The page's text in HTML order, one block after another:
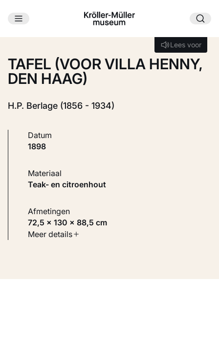
Ga naar hoofdinhoud
Lees voor
Lees voor
TAFEL (VOOR VILLA HENNY,
DEN HAAG)
H.P. Berlage (1856 - 1934)
Datum
1898
Materiaal
Teak- en citroenhout
Afmetingen
72,5 × 130 × 88,5 cm
Soort werk
Meer details